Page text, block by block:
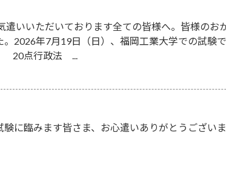
いいただいております全ての皆様へ。皆様のお
2026年7月19日（日）、福岡工業大学での試験
20点行政法 ...
に臨みます皆さま、お心遣いありがとうござい